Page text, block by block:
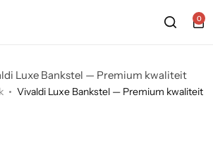
0
Luxe Bankstel — Premium kwaliteit
Vivaldi Luxe Bankstel — Premium kwaliteit